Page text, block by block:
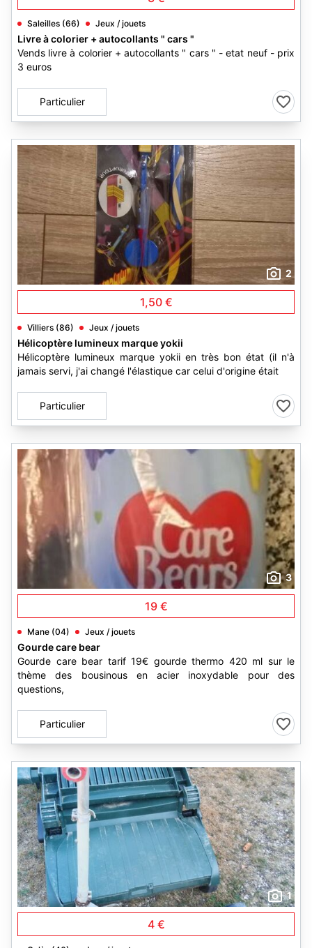
Saleilles (66) Jeux / jouets
Livre à colorier + autocollants " cars "
Vends livre à colorier + autocollants " cars " - etat neuf - prix
3 euros
Particulier
2
1,50 €
Villiers (86) Jeux / jouets
Hélicoptère lumineux marque yokii
Hélicoptère lumineux marque yokii en très bon état (il n'à
jamais servi, j'ai changé l'élastique car celui d'origine était
Particulier
3
19 €
Mane (04) Jeux / jouets
Gourde care bear
Gourde care bear tarif 19€ gourde thermo 420 ml sur le
thème des bousinous en acier inoxydable pour des
questions,
Particulier
1
4 €